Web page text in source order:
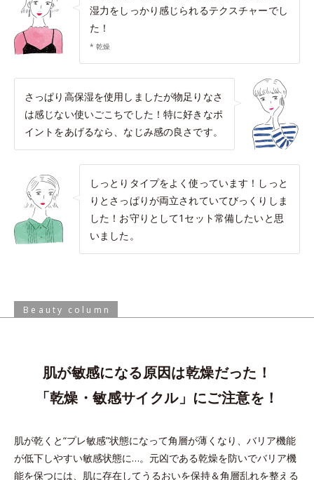
湿力をしっかり感じられるテクスチャーでし
た！
* 乾燥
さっぱり高保湿を使用しましたが物足りなさ
は感じない使いごこちでした！特に好きなポ
イントをあげるなら、なじみ感の良さです。
しっとりタイプをよく使っています！しっと
りとさっぱりが両立されていてびっくりしま
した！お守りとして1セット常備したいと思
いました。
Beauty column
肌が敏感になる原因は乾燥だった！
「乾燥・敏感サイクル」にご注意を！
肌が乾くと“プレ敏感”状態になって角層が薄くなり、バリア機能
が低下しやすい敏感状態に…。 元凶である乾燥を防いでバリア機
能を保つには、肌に存在してうるおいを保持＆角層乱れを整える